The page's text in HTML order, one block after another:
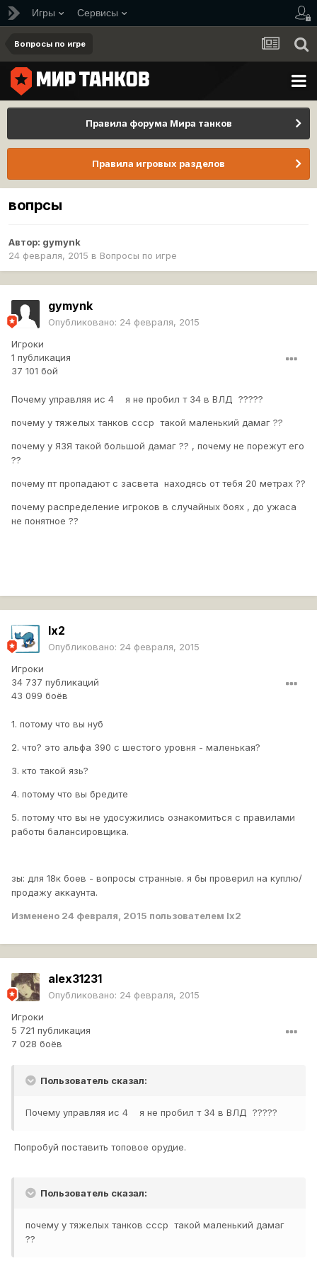
Игры Сервисы
Вопросы по игре
Правила форума Мира танков
Правила игровых разделов
вопрсы
Автор: gymynk
24 февраля, 2015 в Вопросы по игре
gymynk
Опубликовано: 24 февраля, 2015
Игроки
1 публикация
37 101 бой
Почему управляя ис 4 я не пробил т 34 в ВЛД ?????
почему у тяжелых танков ссср такой маленький дамаг ??
почему у ЯЗЯ такой большой дамаг ?? , почему не порежут его
??
почему пт пропадают с засвета находясь от тебя 20 метрах ??
почему распределение игроков в случайных боях , до ужаса
не понятное ??
lx2
Опубликовано: 24 февраля, 2015
Игроки
34 737 публикаций
43 099 боёв
1. потому что вы нуб
2. что? это альфа 390 с шестого уровня - маленькая?
3. кто такой язь?
4. потому что вы бредите
5. потому что вы не удосужились ознакомиться с правилами
работы балансировщика.
зы: для 18к боев - вопросы странные. я бы проверил на куплю/
продажу аккаунта.
Изменено 24 февраля, 2015 пользователем lx2
alex31231
Опубликовано: 24 февраля, 2015
Игроки
5 721 публикация
7 028 боёв
Пользователь сказал:
Почему управляя ис 4 я не пробил т 34 в ВЛД ?????
Попробуй поставить топовое орудие.
Пользователь сказал:
почему у тяжелых танков ссср такой маленький дамаг
??